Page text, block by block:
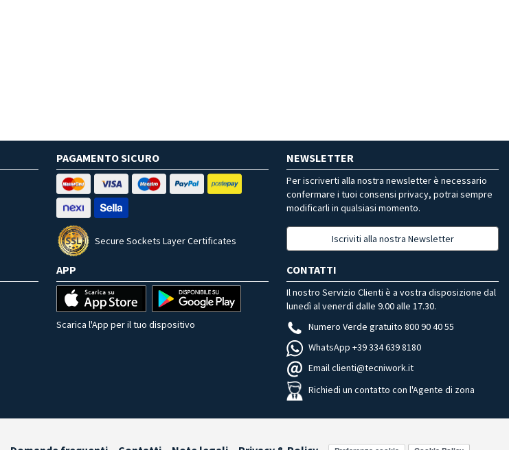
PAGAMENTO SICURO
Secure Sockets Layer Certificates
NEWSLETTER
Per iscriverti alla nostra newsletter è necessario
confermare i tuoi consensi privacy, potrai sempre
modificarli in qualsiasi momento.
Iscriviti alla nostra Newsletter
APP
Scarica l'App per il tuo dispositivo
CONTATTI
Il nostro Servizio Clienti è a vostra disposizione dal
lunedì al venerdì dalle 9.00 alle 17.30.
Numero Verde gratuito 800 90 40 55
WhatsApp +39 334 639 8180
Email clienti@tecniwork.it
Richiedi un contatto con l'Agente di zona